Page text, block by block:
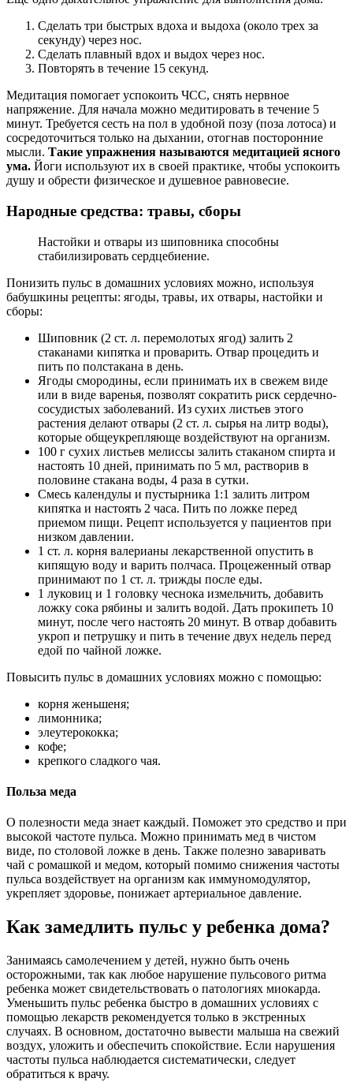
Сделать три быстрых вдоха и выдоха (около трех за
секунду) через нос.
Сделать плавный вдох и выдох через нос.
Повторять в течение 15 секунд.
Медитация помогает успокоить ЧСС, снять нервное
напряжение. Для начала можно медитировать в течение 5
минут. Требуется сесть на пол в удобной позу (поза лотоса) и
сосредоточиться только на дыхании, отогнав посторонние
мысли. Такие упражнения называются медитацией ясного
ума. Йоги используют их в своей практике, чтобы успокоить
душу и обрести физическое и душевное равновесие.
Народные средства: травы, сборы
Настойки и отвары из шиповника способны
стабилизировать сердцебиение.
Понизить пульс в домашних условиях можно, используя
бабушкины рецепты: ягоды, травы, их отвары, настойки и
сборы:
Шиповник (2 ст. л. перемолотых ягод) залить 2
стаканами кипятка и проварить. Отвар процедить и
пить по полстакана в день.
Ягоды смородины, если принимать их в свежем виде
или в виде варенья, позволят сократить риск сердечно-
сосудистых заболеваний. Из сухих листьев этого
растения делают отвары (2 ст. л. сырья на литр воды),
которые общеукрепляюще воздействуют на организм.
100 г сухих листьев мелиссы залить стаканом спирта и
настоять 10 дней, принимать по 5 мл, растворив в
половине стакана воды, 4 раза в сутки.
Смесь календулы и пустырника 1:1 залить литром
кипятка и настоять 2 часа. Пить по ложке перед
приемом пищи. Рецепт используется у пациентов при
низком давлении.
1 ст. л. корня валерианы лекарственной опустить в
кипящую воду и варить полчаса. Процеженный отвар
принимают по 1 ст. л. трижды после еды.
1 луковиц и 1 головку чеснока измельчить, добавить
ложку сока рябины и залить водой. Дать прокипеть 10
минут, после чего настоять 20 минут. В отвар добавить
укроп и петрушку и пить в течение двух недель перед
едой по чайной ложке.
Повысить пульс в домашних условиях можно с помощью:
корня женьшеня;
лимонника;
элеутерококка;
кофе;
крепкого сладкого чая.
Польза меда
О полезности меда знает каждый. Поможет это средство и при
высокой частоте пульса. Можно принимать мед в чистом
виде, по столовой ложке в день. Также полезно заваривать
чай с ромашкой и медом, который помимо снижения частоты
пульса воздействует на организм как иммуномодулятор,
укрепляет здоровье, понижает артериальное давление.
Как замедлить пульс у ребенка дома?
Занимаясь самолечением у детей, нужно быть очень
осторожными, так как любое нарушение пульсового ритма
ребенка может свидетельствовать о патологиях миокарда.
Уменьшить пульс ребенка быстро в домашних условиях с
помощью лекарств рекомендуется только в экстренных
случаях. В основном, достаточно вывести малыша на свежий
воздух, уложить и обеспечить спокойствие. Если нарушения
частоты пульса наблюдается систематически, следует
обратиться к врачу.